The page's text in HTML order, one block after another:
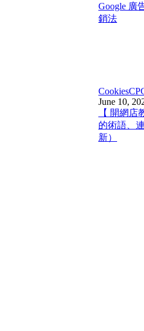
Google 廣
銷法
Cookies
June 10,
【 開網
的術語、
新）